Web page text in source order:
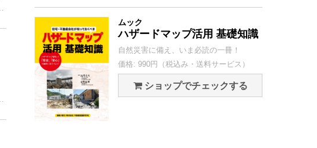
ムック
ハザードマップ活用 基礎知識
自然災害に備え、いま必読の一冊！
価格: 990円（税込み・送料サービス）
ショップでチェックする